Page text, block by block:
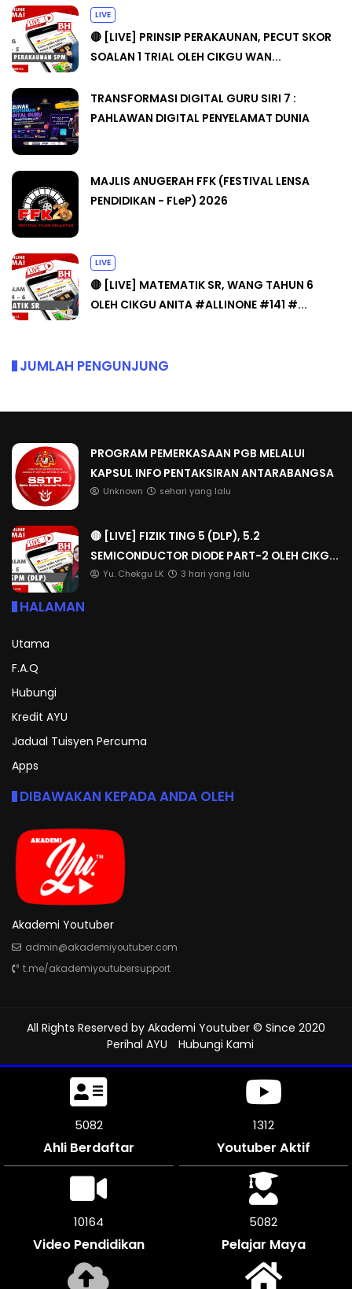
LIVE
🔴 [LIVE] PRINSIP PERAKAUNAN, PECUT SKOR
SOALAN 1 TRIAL OLEH CIKGU WAN...
TRANSFORMASI DIGITAL GURU SIRI 7 :
PAHLAWAN DIGITAL PENYELAMAT DUNIA
MAJLIS ANUGERAH FFK (FESTIVAL LENSA
PENDIDIKAN - FLeP) 2026
LIVE
🔴 [LIVE] MATEMATIK SR, WANG TAHUN 6
OLEH CIKGU ANITA #ALLINONE #141 #...
JUMLAH PENGUNJUNG
PROGRAM PEMERKASAAN PGB MELALUI
KAPSUL INFO PENTAKSIRAN ANTARABANGSA
Unknown sehari yang lalu
🔴 [LIVE] FIZIK TING 5 (DLP), 5.2
SEMICONDUCTOR DIODE PART-2 OLEH CIKG...
Yu. Chekgu LK 3 hari yang lalu
HALAMAN
Utama
F.A.Q
Hubungi
Kredit AYU
Jadual Tuisyen Percuma
Apps
DIBAWAKAN KEPADA ANDA OLEH
Akademi Youtuber
admin@akademiyoutuber.com
t.me/akademiyoutubersupport
All Rights Reserved by Akademi Youtuber © Since 2020
Perihal AYU
Hubungi Kami
5433
Ahli Berdaftar
1312
Youtuber Aktif
10866
Video Pendidikan
5433
Pelajar Maya